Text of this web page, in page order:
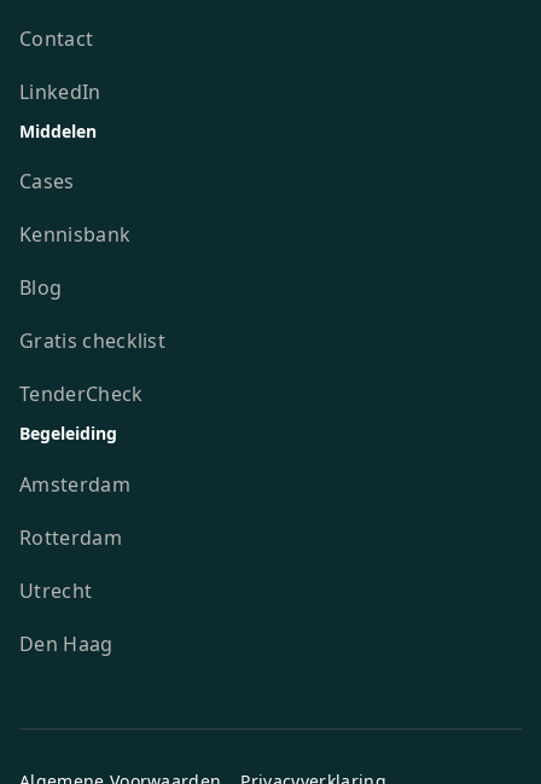
Contact
LinkedIn
Middelen
Cases
Kennisbank
Blog
Gratis checklist
TenderCheck
Begeleiding
Amsterdam
Rotterdam
Utrecht
Den Haag